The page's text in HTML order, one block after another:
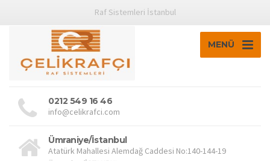
Raf Sistemleri İstanbul
MENÜ
0212 549 16 46
info@celikrafci.com
Ümraniye/İstanbul
Atatürk Mahallesi Alemdağ Caddesi No:140-144-19